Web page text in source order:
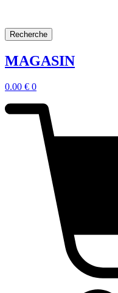
Recherche
MAGASIN
0.00 € 0